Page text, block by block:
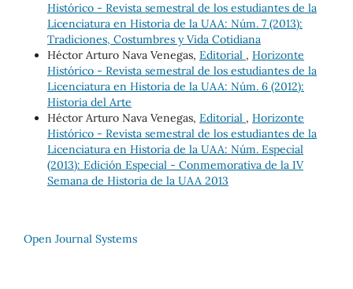
Histórico - Revista semestral de los estudiantes de la
Licenciatura en Historia de la UAA: Núm. 7 (2013):
Tradiciones, Costumbres y Vida Cotidiana
Héctor Arturo Nava Venegas, Editorial , Horizonte
Histórico - Revista semestral de los estudiantes de la
Licenciatura en Historia de la UAA: Núm. 6 (2012):
Historia del Arte
Héctor Arturo Nava Venegas, Editorial , Horizonte
Histórico - Revista semestral de los estudiantes de la
Licenciatura en Historia de la UAA: Núm. Especial
(2013): Edición Especial - Conmemorativa de la IV
Semana de Historia de la UAA 2013
Open Journal Systems